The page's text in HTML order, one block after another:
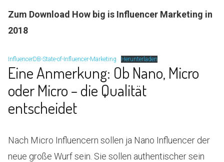
Zum Download How big is Influencer Marketing in
2018
InfluencerDB-State-of-Influencer-Marketing Herunterladen
Eine Anmerkung: Ob Nano, Micro
oder Micro – die Qualität
entscheidet
Nach Micro Influencern sollen ja Nano Influencer der
neue große Wurf sein. Sie sollen authentischer sein